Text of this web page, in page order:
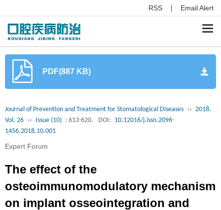
RSS Email Alert
PDF(887 KB)
Journal of Prevention and Treatment for Stomatological Diseases ›› 2018,
Vol. 26 ›› Issue (10) : 613-620. DOI: 10.12016/j.issn.2096-
1456.2018.10.001
Expert Forum
The effect of the
osteoimmunomodulatory mechanism
on implant osseointegration and